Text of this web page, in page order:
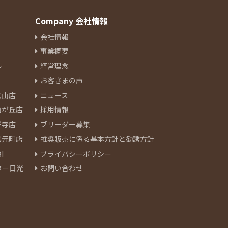
店
丘店
店
町店
日光
Company 会社情報
会社情報
事業概要
経営理念
お客さまの声
ニュース
採用情報
ブリーダー募集
推奨販売に係る基本方針と勧誘方針
プライバシーポリシー
お問い合わせ